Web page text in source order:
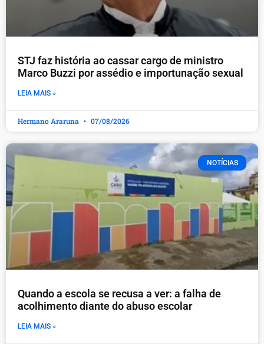
STJ faz história ao cassar cargo de ministro
Marco Buzzi por assédio e importunação sexual
LEIA MAIS »
Hermano Araruna 07/08/2026
NOTÍCIAS
Quando a escola se recusa a ver: a falha de
acolhimento diante do abuso escolar
LEIA MAIS »